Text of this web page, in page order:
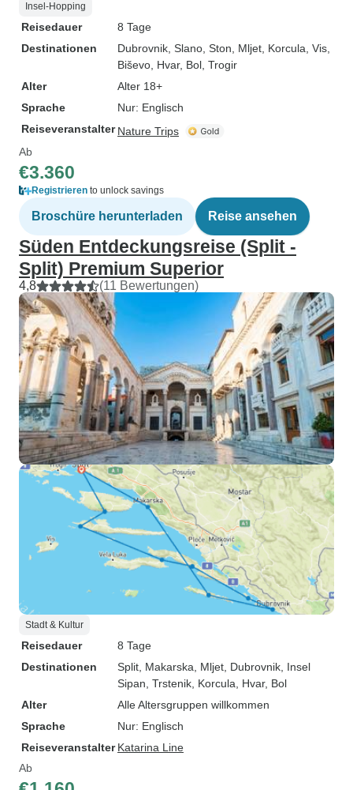
Insel-Hopping
Reisedauer
8 Tage
Destinationen
Dubrovnik , Slano , Ston , Mljet , Korcula , Vis
Biševo , Hvar, Bol , Trogir
Alter
Alter 18+
Sprache
Nur: Englisch
Reiseveranstalter Nature Trips
Ab
€3.360
Registrieren to unlock savings
Broschüre herunterladen Reise ansehen
Süden Entdeckungsreise (Split -
Split) Premium Superior
4,8 (11 Bewertungen)
Stadt & Kultur
Reisedauer
8 Tage
Destinationen
Split , Makarska , Mljet , Dubrovnik , Insel
Sipan , Trstenik , Korcula , Hvar, Bol
Alter
Alle Altersgruppen willkommen
Sprache
Nur: Englisch
Reiseveranstalter Katarina Line
Ab